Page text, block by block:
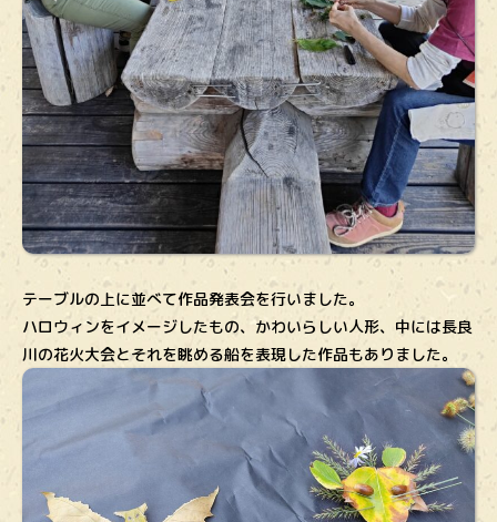
テーブルの上に並べて作品発表会を行いました。
ハロウィンをイメージしたもの、かわいらしい人形、中には長良
川の花火大会とそれを眺める船を表現した作品もありました。